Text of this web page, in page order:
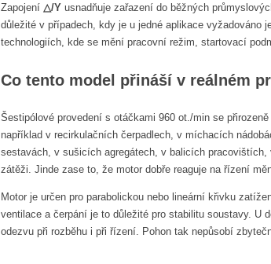
Zapojení △/Y usnadňuje zařazení do běžných
důležité v případech, kdy je u jedné aplikace vyžadováno
technologiích, kde se mění pracovní režim, startovací
Co tento model přináší v reálném
Šestipólové provedení s otáčkami 960 ot./min se
například v recirkulačních čerpadlech, v míchacích
sestavách, v sušicích agregátech, v balicích
zátěži. Jinde zase to, že motor dobře reaguje na řízení
Motor je určen pro parabolickou nebo lineární křivku
ventilace a čerpání je to důležité pro stabilitu soustavy. U
odezvu při rozběhu i při řízení. Pohon tak nepůsobí